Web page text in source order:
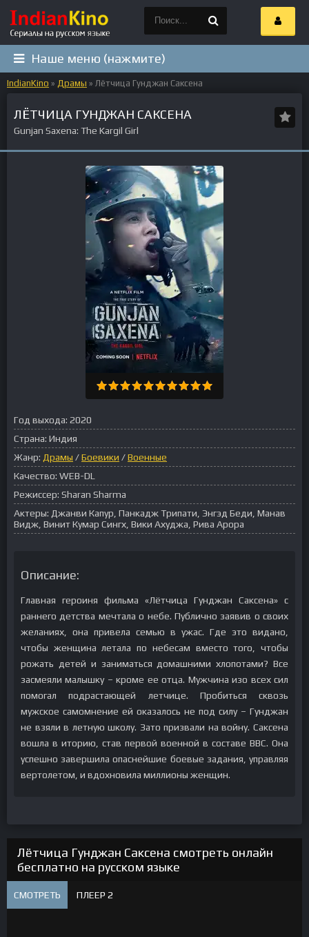
Наше меню (нажмите)
IndianKino » Драмы » Лётчица Гунджан Саксена
ЛЁТЧИЦА ГУНДЖАН САКСЕНА
Gunjan Saxena: The Kargil Girl
Год выхода: 2020
Страна: Индия
Жанр: Драмы /Боевики /Военные
Качество: WEB-DL
Режиссер: Sharan Sharma
Актеры: Джанви Капур, Панкадж Трипати, Энгэд Беди, Манав
Видж, Винит Кумар Сингх, Вики Ахуджа, Рива Арора
Описание:
Главная героиня фильма «Лётчица Гунджан Саксена» с
раннего детства мечтала о небе. Публично заявив о своих
желаниях, она привела семью в ужас. Где это видано,
чтобы женщина летала по небесам вместо того, чтобы
рожать детей и заниматься домашними хлопотами? Все
засмеяли малышку – кроме ее отца. Мужчина изо всех сил
помогал подрастающей летчице. Пробиться сквозь
мужское самомнение ей оказалось не под силу – Гунджан
не взяли в летную школу. Зато призвали на войну. Саксена
вошла в иторию, став первой военной в составе ВВС. Она
успешно завершила опаснейшие боевые задания, управляя
вертолетом, и вдохновила миллионы женщин.
Лётчица Гунджан Саксена смотреть онлайн
бесплатно на русском языке
СМОТРЕТЬ ПЛЕЕР 2